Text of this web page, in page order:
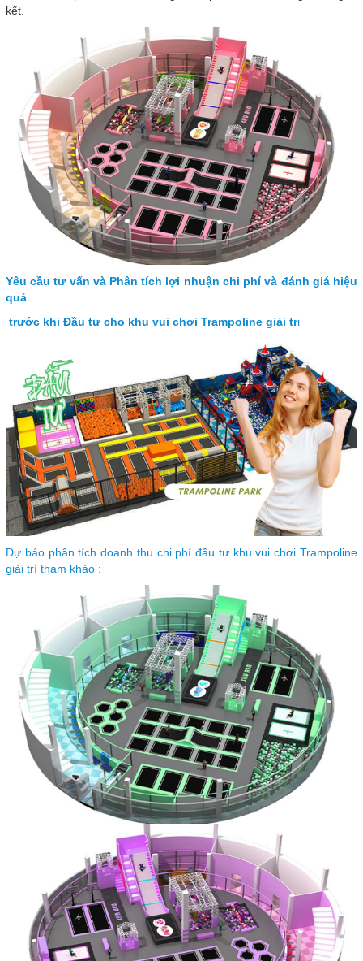
kết.
Yêu cầu tư vấn và Phân tích lợi nhuận chi phí và đánh giá hiệu
quả
trước khi Đầu tư cho khu vui chơi Trampoline giải tri
Dự báo phân tích doanh thu chi phí đầu tư khu vui chơi Trampoline
giải trí tham khảo :